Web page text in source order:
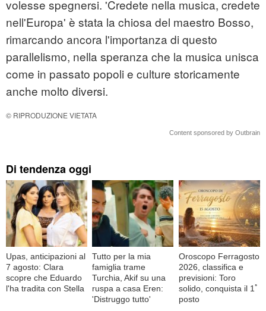
volesse spegnersi. 'Credete nella musica, credete
nell'Europa' è stata la chiosa del maestro Bosso,
rimarcando ancora l'importanza di questo
parallelismo, nella speranza che la musica unisca
come in passato popoli e culture storicamente
anche molto diversi.
© RIPRODUZIONE VIETATA
Content sponsored by Outbrain
Di tendenza oggi
Upas, anticipazioni al
7 agosto: Clara
scopre che Eduardo
l'ha tradita con Stella
Tutto per la mia
famiglia trame
Turchia, Akif su una
ruspa a casa Eren:
'Distruggo tutto'
Oroscopo Ferragosto
2026, classifica e
previsioni: Toro
solido, conquista il 1ﾟ
posto